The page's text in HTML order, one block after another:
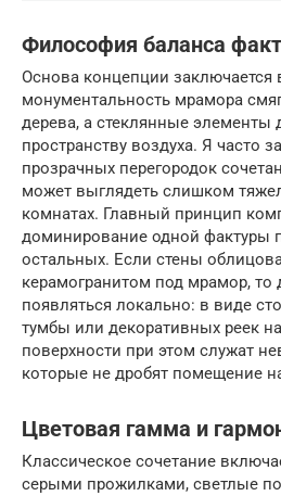
Философия баланса
Основа концепции заключается
монументальность мрамора
дерева, а стеклянные элементы
пространству воздуха. Я часто
прозрачных перегородок
может выглядеть слишком
комнатах. Главный принцип
доминирование одной фактуры
остальных. Если стены
керамогранитом под мрамор, то
появляться локально: в виде
тумбы или декоративных реек
поверхности при этом служат
которые не дробят помещение
Цветовая гамма и
Классическое сочетание
серыми прожилками, светлые